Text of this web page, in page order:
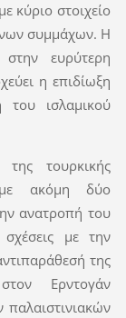
κύριο στοιχείο
συμμάχων. Η
ευρύτερη
η επιδίωξη
του ισλαμικού
της τουρκικής
με ακόμη δύο
ανατροπή του
με την
της
Ερντογάν